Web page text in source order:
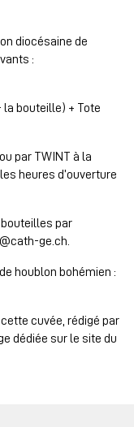
diocésaine de
:
la bouteille) + Tote
par TWINT à la
heures d’ouverture
par
ge.ch.
houblon bohémien :
cuvée, rédigé par
dédiée sur le site du